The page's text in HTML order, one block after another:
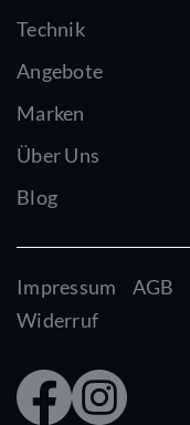
Technik
Angebote
Marken
Über Uns
Blog
Impressum AGB
Widerruf
Faceb
ook
Insta
gram